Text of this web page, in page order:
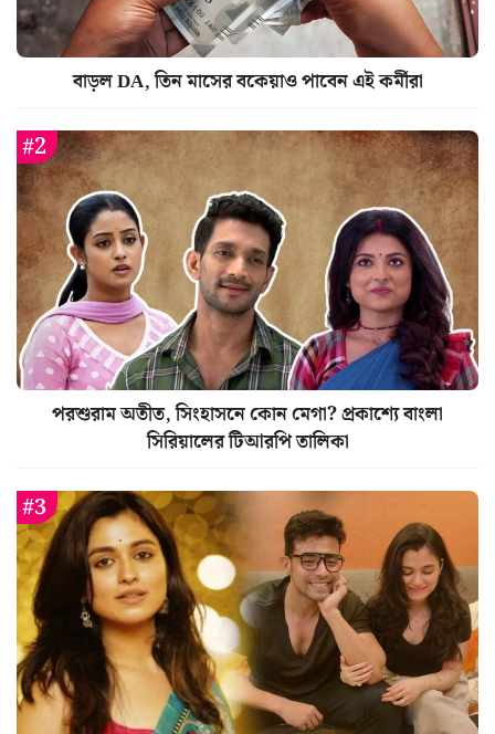
বাড়ল DA, তিন মাসের বকেয়াও পাবেন এই কর্মীরা
পরশুরাম অতীত, সিংহাসনে কোন মেগা? প্রকাশ্যে বাংলা
সিরিয়ালের টিআরপি তালিকা